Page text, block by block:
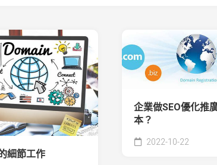
細節工作
企業做SEO優化推
本？
2022-10-22